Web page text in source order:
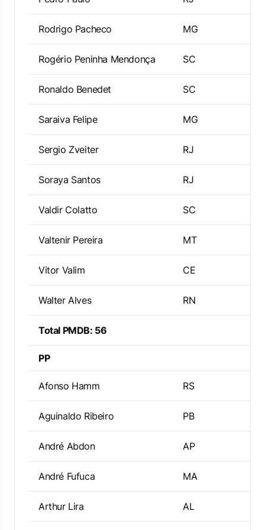
Rodrigo Pacheco MG
Rogério Peninha Mendonça SC
Ronaldo Benedet SC
Saraiva Felipe MG
Sergio Zveiter RJ
Soraya Santos RJ
Valdir Colatto SC
Valtenir Pereira MT
Vitor Valim CE
Walter Alves RN
Total PMDB: 56
PP
Afonso Hamm RS
Aguinaldo Ribeiro PB
André Abdon AP
André Fufuca MA
Arthur Lira AL